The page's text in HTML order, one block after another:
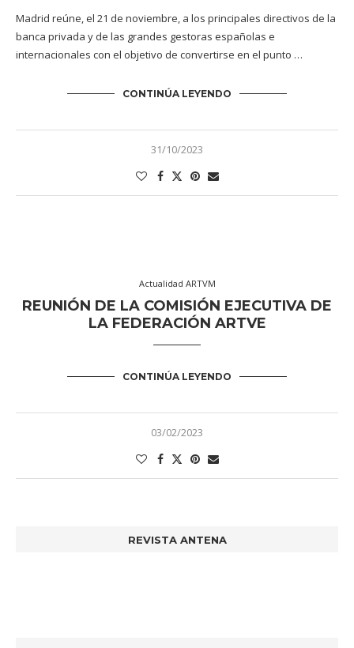
Madrid reúne, el 21 de noviembre, a los principales directivos de la
banca privada y de las grandes gestoras españolas e
internacionales con el objetivo de convertirse en el punto …
CONTINÚA LEYENDO
31/10/2023
Actualidad ARTVM
REUNIÓN DE LA COMISIÓN EJECUTIVA DE
LA FEDERACIÓN ARTVE
CONTINÚA LEYENDO
03/02/2023
REVISTA ANTENA